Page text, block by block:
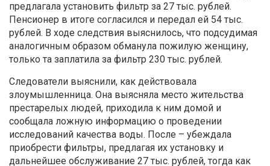
предлагала установить фильтр за 27 тыс. рублей.
Пенсионер в итоге согласился и передал ей 54 тыс.
рублей. В ходе следствия выяснилось, что подсудимая
аналогичным образом обманула пожилую женщину,
только та заплатила за фильтр 230 тыс. рублей.
Следователи выяснили, как действовала
злоумышленница. Она выясняла место жительства
престарелых людей, приходила к ним домой и
сообщала ложную информацию о проведении
исследований качества воды. После – убеждала
приобрести фильтры, предлагая их установку и
дальнейшее обслуживание 27 тыс. рублей, тогда как